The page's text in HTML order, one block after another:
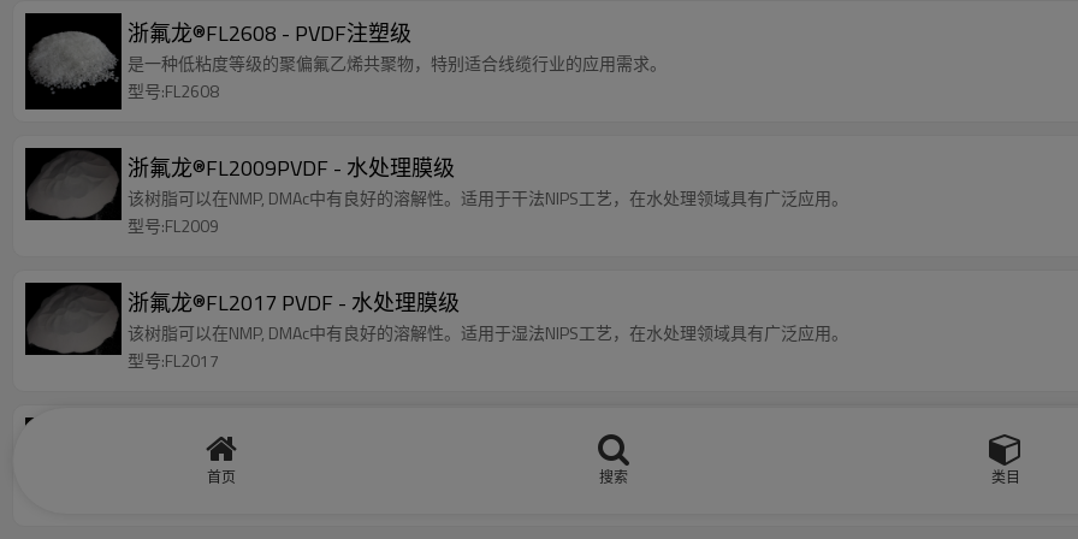
浙氟龙®FL2608 - PVDF注塑级
是一种低粘度等级的聚偏氟乙烯共聚物，特别适合线缆行业的应用需求。
型号:FL2608
浙氟龙®FL2009PVDF - 水处理膜级
该树脂可以在NMP, DMAc中有良好的溶解性。适用于干法NIPS工艺，在水处理领域具有广泛应用。
型号:FL2009
浙氟龙®FL2017 PVDF - 水处理膜级
该树脂可以在NMP, DMAc中有良好的溶解性。适用于湿法NIPS工艺，在水处理领域具有广泛应用。
型号:FL2017
浙氟龙®PVDF FL2012-挤出级
均聚物，白色粒状树脂，中低熔体粘度，纯度高，流动性好，具有良好的机械强度与韧性，适用于挤出工艺。
首页 搜索 类目